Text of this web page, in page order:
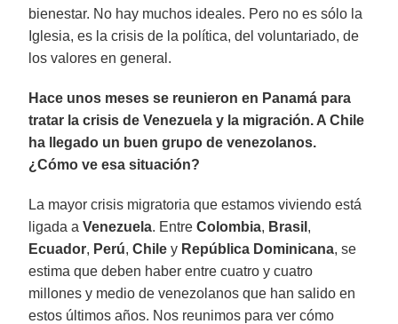
bienestar. No hay muchos ideales. Pero no es sólo la
Iglesia, es la crisis de la política, del voluntariado, de
los valores en general.
Hace unos meses se reunieron en Panamá para
tratar la crisis de Venezuela y la migración. A Chile
ha llegado un buen grupo de venezolanos.
¿Cómo ve esa situación?
La mayor crisis migratoria que estamos viviendo está
ligada aVenezuela. EntreColombia, Brasil ,
Ecuador, Perú,Chile y República Dominicana, se
estima que deben haber entre cuatro y cuatro
millones y medio de venezolanos que han salido en
estos últimos años. Nos reunimos para ver cómo